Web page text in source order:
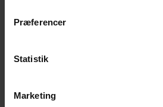
Præferencer
Statistik
Marketing
Om Yarn Every Wear